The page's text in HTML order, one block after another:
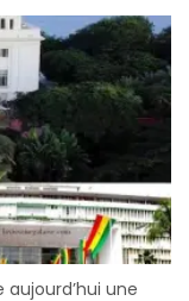
une